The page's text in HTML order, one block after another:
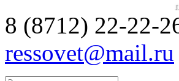
8 (8712) 22-22-
ressovet@mail.ru